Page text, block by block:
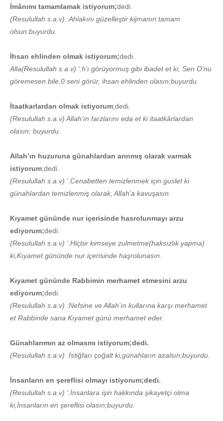
İmânımı tamamlamak istiyorum;dedi.
(Resulullah s.a.v) :Ahlakını güzelleştir kijmanın tamam
olsun:buyurdu.
İhsan ehlinden olmak istiyorum;dedi.
Alla(Resulullah s.a.v) ‘.h’ı görüyormuş gibi ibadet et ki, Sen O’nu
göremesen bile,0 seni görür, ihsan ehlinden olasın;buyurdu.
İtaatkarlardan olmak istiyorum;dedi.
(Resulullah s.a.v) Allah’ın farzlarını eda et ki itaatkârlardan
olasın; buyurdu.
Allah’ın huzuruna günahlardan arınmış olarak varmak
istiyorum;dedi.
(Resulullah s.a.v) ‘.Cenabetten temizlenmek için guslet ki
günahlardan temizlenmiş olarak, Allah’a kavuşasın.
Kıyamet gününde nur içerisinde hasrolunmayı arzu
ediyorum;dedi.
(Resulullah s.a.v) ‘.Hiçbir kimseye zulmetme(haksızlık yapma)
ki,Kıyamet gününde nur içerisinde haşrolunasın.
Kıyamet gününde Rabbimin merhamet etmesini arzu
ediyorum;dedi.
(Resulullah s.a.v) :Nefsine ve Allah’ın kullarına karşı merhamet
et Rabbinde sana Kıyamet günü merhamet eder.
Günahlarımın az olmasmı istiyorum;dedi.
(Resulullah s.a.v) :İstiğfarı çoğalt ki,günahların azalsın;buyurdu.
İnsanların en şereflisi olmayı istiyorum;dedi.
(Resulullah s.a.v) ‘.İnsanlara işin hakkında şikayetçi olma
ki,İnsanların en şereflisi olasın;buyurdu.